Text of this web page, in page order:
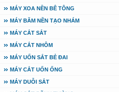
MÁY XOA NỀN BÊ TÔNG
MÁY BĂM NỀN TẠO NHÁM
MÁY CẮT SẮT
MÁY CẮT NHÔM
MÁY UỐN SẮT BẺ ĐAI
MÁY CẮT UỐN ỐNG
MÁY DUỖI SẮT